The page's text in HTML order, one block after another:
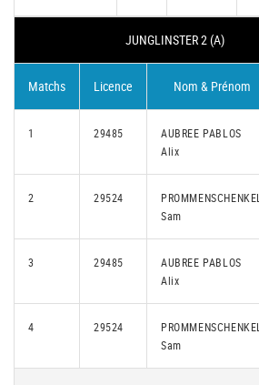
JUNGLINSTER 2 (A)
Matchs Licence Nom & Prénom
1 29485
AUBREE PABLOS
Alix
2 29524
PROMMENSCHENKEL
Sam
3 29485
AUBREE PABLOS
Alix
4 29524
PROMMENSCHENKEL
Sam